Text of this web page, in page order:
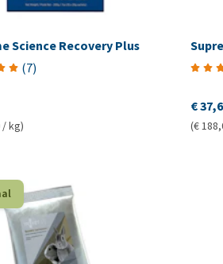
Science Recovery Plus
(7)
/ kg)
€
(€